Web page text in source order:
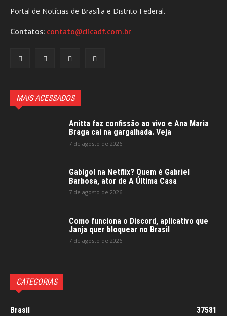
Portal de Notícias de Brasília e Distrito Federal.
Contatos: contato@clicadf.com.br
MAIS ACESSADOS
Anitta faz confissão ao vivo e Ana Maria
Braga cai na gargalhada. Veja
7 de agosto de 2026
Gabigol na Netflix? Quem é Gabriel
Barbosa, ator de A Última Casa
7 de agosto de 2026
Como funciona o Discord, aplicativo que
Janja quer bloquear no Brasil
7 de agosto de 2026
CATEGORIAS
Brasil
37581